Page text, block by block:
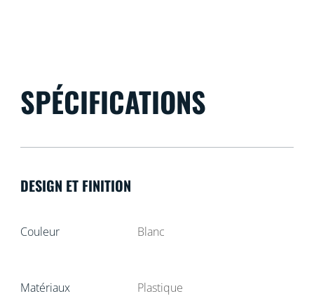
SPÉCIFICATIONS
DESIGN ET FINITION
Couleur Blanc
Matériaux Plastique